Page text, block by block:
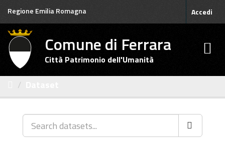
Salta
contenuto
Regione Emilia Romagna Accedi
Comune di Ferrara
Città Patrimonio dell'Umanità